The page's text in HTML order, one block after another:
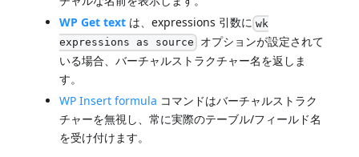
WP Get text は、expressions 引数に wk
expressions as source オプションが設定されて
いる場合、バーチャルストラクチャー名を返しま
す。
WP Insert formula コマンドはバーチャルストラク
チャーを無視し、常に実際のテーブル/フィールド名
を受け付けます。